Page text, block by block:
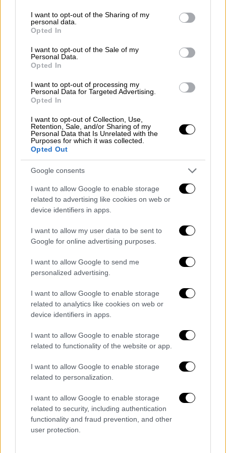
not limited to your visit or usage behaviour. You may click to
grant or deny consent to Google and its third-party tags to
use your data for below specified purposes in below Google
consent section.
I want to opt-out of the Sharing of my
personal data.
Opted In
I want to opt-out of the Sale of my
Personal Data.
Opted In
I want to opt-out of processing my
Personal Data for Targeted Advertising.
Opted In
I want to opt-out of Collection, Use,
Retention, Sale, and/or Sharing of my
Personal Data that Is Unrelated with the
Purposes for which it was collected.
Opted Out
Google consents
I want to allow Google to enable storage
related to advertising like cookies on web or
device identifiers in apps.
I want to allow my user data to be sent to
Google for online advertising purposes.
I want to allow Google to send me
personalized advertising.
I want to allow Google to enable storage
related to analytics like cookies on web or
device identifiers in apps.
I want to allow Google to enable storage
related to functionality of the website or app.
I want to allow Google to enable storage
related to personalization.
I want to allow Google to enable storage
related to security, including authentication
functionality and fraud prevention, and other
user protection.
λέξεις, όπωςφόβοςκαιπίεση,
παραπέμπουν στα
βιώνουν τα θύματα, σχημάτισαν ένα
κύκλο
στο κέντρο της πλατείας. Στη συνέχεια
έσπασαν μαύρα μπαλόνια
περαστικούςκόκκιναπου έγραφαν «σπάσε
τη σιωπή».
Δράση κατά της σχολικής βίας και του εκφοβισμού από
μαθητές και μαθήτριες του Πειραματικού σχολείου
μαθητές και μαθήτριες του Πειραματικού σχολείου
Πανεπιστημίου Αθηνών στην πλατεία Συντάγματος
Η δράση των μαθητών του Πειραματικού